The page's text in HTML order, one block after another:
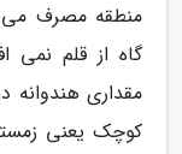
منطقه مصرف می
گاه از قلم نمی
مقداری
کوچک یعنی